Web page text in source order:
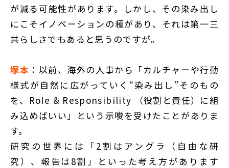
が減る可能性があります。しかし、その染み出し
にこそイノベーションの種があり、それは第一三
共らしさでもあると思うのですが。
塚本 ：以前、海外の人事から「カルチャーや行動
様式が自然に広がっていく“染み出し”そのもの
を、Role & Responsibility （役割と責任）に組
み込めばいい」という示唆を受けたことがありま
す。
研究の世界には「2割はアングラ（自由な研
究）、報告は8割」といった考え方があります